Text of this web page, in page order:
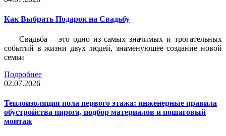
Как Выбрать Подарок на Свадьбу
Свадьба – это одно из самых значимых и трогательных
событий в жизни двух людей, знаменующее создание новой
семьи
Подробнее
02.07.2026
Теплоизоляция пола первого этажа: инженерные правила
обустройства пирога, подбор материалов и пошаговый
монтаж